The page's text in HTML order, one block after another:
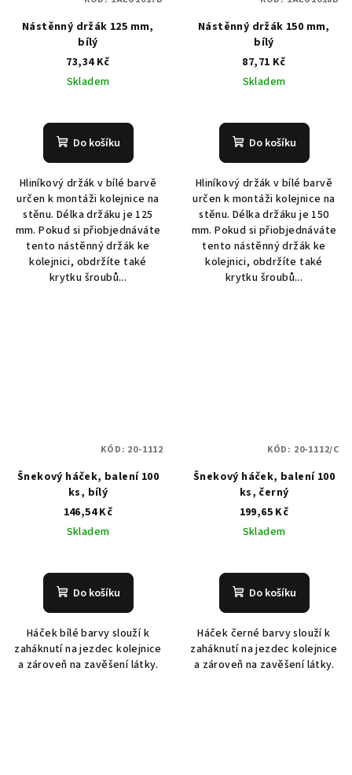
Nástěnný držák 125 mm,
bílý
73,34 Kč
Skladem
Do košíku
Hliníkový držák v bílé barvě
určen k montáži kolejnice na
stěnu. Délka držáku je 125
mm. Pokud si přiobjednáváte
tento nástěnný držák ke
kolejnici, obdržíte také
krytku šroubů...
Nástěnný držák 150 mm,
bílý
87,71 Kč
Skladem
Do košíku
Hliníkový držák v bílé barvě
určen k montáži kolejnice na
stěnu. Délka držáku je 150
mm. Pokud si přiobjednáváte
tento nástěnný držák ke
kolejnici, obdržíte také
krytku šroubů...
Šnekový háček, balení 100
ks, bílý
146,54 Kč
Skladem
Do košíku
Háček bílé barvy slouží k
zaháknutí na jezdec kolejnice
a zároveň na zavěšení látky.
KÓD: 20-1112
Šnekový háček, balení 100
ks, černý
199,65 Kč
Skladem
Do košíku
Háček černé barvy slouží k
zaháknutí na jezdec kolejnice
a zároveň na zavěšení látky.
KÓD: 20-1112/C